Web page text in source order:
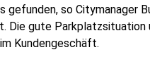
gefunden, so Citymanager
Die gute
Kundengeschäft.